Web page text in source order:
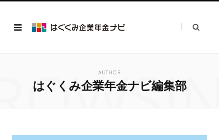
AUTHOR
はぐくみ企業年金ナビ編集部